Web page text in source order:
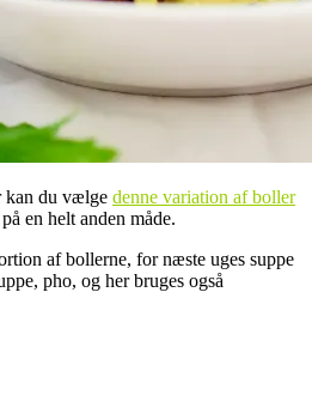
kan du vælge denne variation af boller
en helt anden måde.
af bollerne, for næste uges suppe
pho, og her bruges også